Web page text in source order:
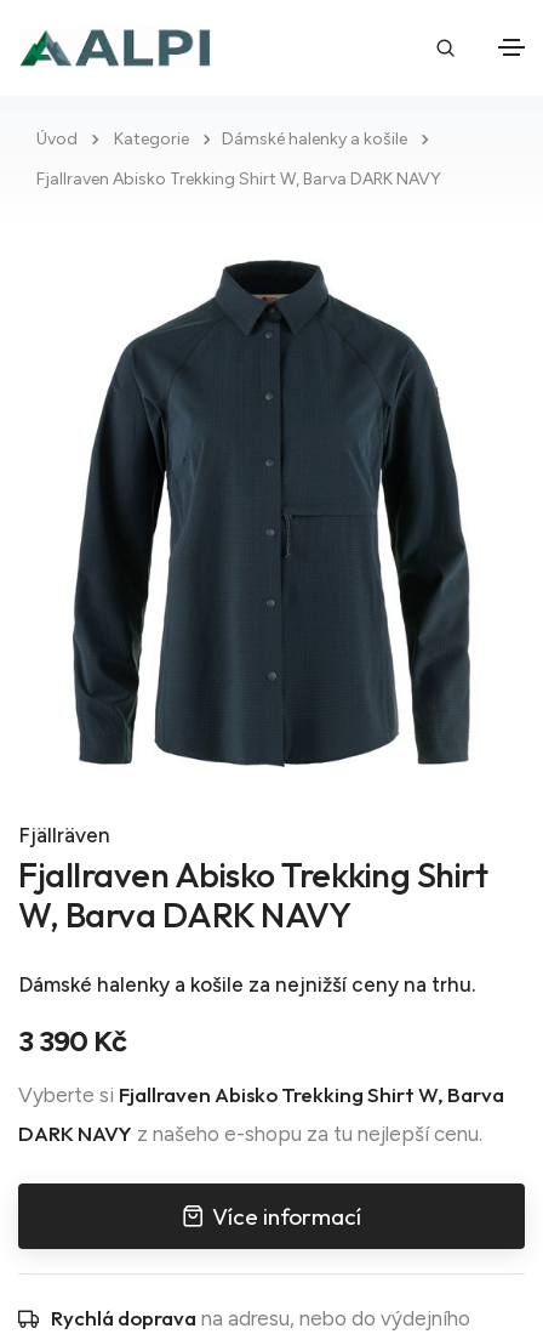
Úvod Kategorie
Dámské halenky a košile
Fjallraven Abisko Trekking Shirt W, Barva DARK NAVY
Fjällräven
Fjallraven Abisko Trekking Shirt
W, Barva DARK NAVY
Dámské halenky a košile za nejnižší ceny na trhu.
3 390 Kč
Vyberte si Fjallraven Abisko Trekking Shirt W, Barva
DARK NAVY z našeho e-shopu za tu nejlepší cenu.
Více informací
Rychlá doprava na adresu, nebo do výdejního